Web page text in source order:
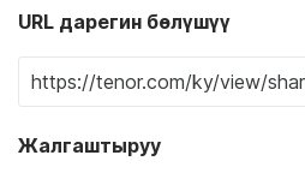
URL дарегин бөлүшүү
Жалгаштыруу